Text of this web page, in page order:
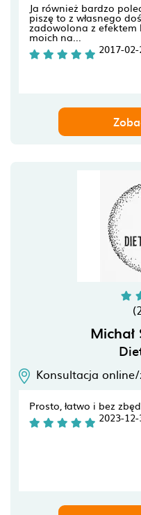
Ja również bardzo
piszę to z własnego
zadowolona z efektem
moich na...
2017-
Konsultacja
Prosto, łatwo i bez
2023-